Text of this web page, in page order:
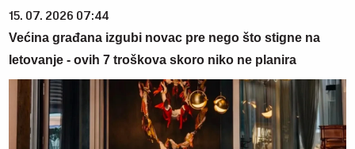
15. 07. 2026 07:44
Većina građana izgubi novac pre nego što stigne na
letovanje - ovih 7 troškova skoro niko ne planira